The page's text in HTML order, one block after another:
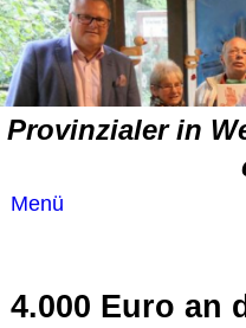
Provinzialer in
Menü
Service
4.000 Euro an